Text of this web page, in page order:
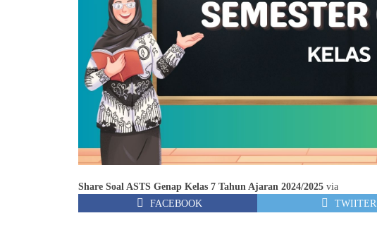
Share Soal ASTS Genap Kelas 7 Tahun Ajaran 2024/2025 via
FACEBOOK
TWIITER